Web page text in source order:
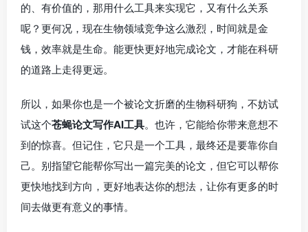
的、有价值的，那用什么工具来实现它，又有什么关系
呢？更何况，现在生物领域竞争这么激烈，时间就是金
钱，效率就是生命。能更快更好地完成论文，才能在科研
的道路上走得更远。
所以，如果你也是一个被论文折磨的生物科研狗，不妨试
试这个苍蝇论文写作AI工具。也许，它能给你带来意想不
到的惊喜。但记住，它只是一个工具，最终还是要靠你自
己。别指望它能帮你写出一篇完美的论文，但它可以帮你
更快地找到方向，更好地表达你的想法，让你有更多的时
间去做更有意义的事情。